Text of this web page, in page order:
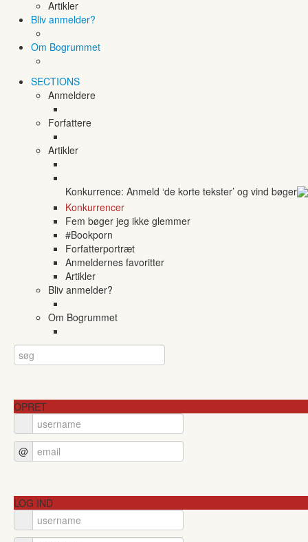
Artikler
Bliv anmelder?
Om Bogrummet
SECTIONS
Anmeldere
Forfattere
Artikler
Konkurrence: Anmeld ‘de korte tekster’ og vind bøger
Konkurrencer
Fem bøger jeg ikke glemmer
#Bookporn
Forfatterportræt
Anmeldernes favoritter
Artikler
Bliv anmelder?
Om Bogrummet
OPRET
@
LOG IND